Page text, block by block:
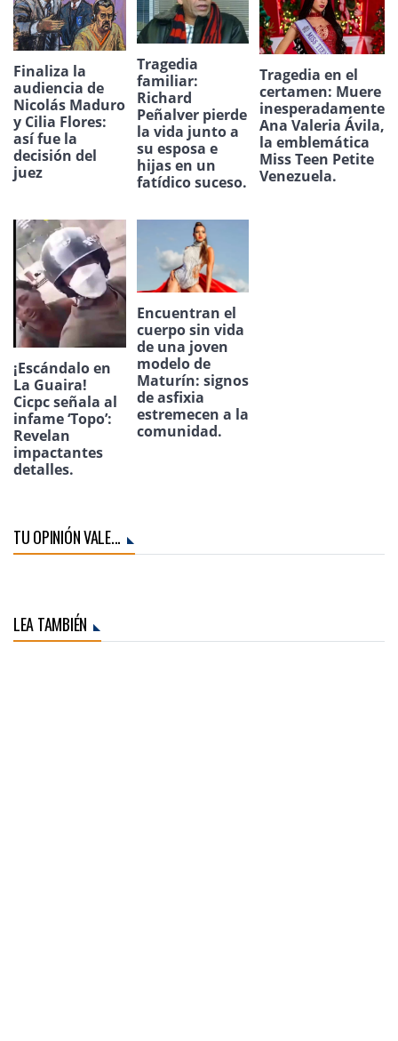
Finaliza la
audiencia de
Nicolás Maduro
y Cilia Flores:
así fue la
decisión del
juez
Tragedia
familiar:
Richard
Peñalver pierde
la vida junto a
su esposa e
hijas en un
fatídico suceso.
Tragedia en el
certamen: Muere
inesperadamente
Ana Valeria Ávila,
la emblemática
Miss Teen Petite
Venezuela.
¡Escándalo en
La Guaira!
Cicpc señala al
infame ‘Topo’:
Revelan
impactantes
detalles.
Encuentran el
cuerpo sin vida
de una joven
modelo de
Maturín: signos
de asfixia
estremecen a la
comunidad.
TU OPINIÓN VALE...
LEA TAMBIÉN